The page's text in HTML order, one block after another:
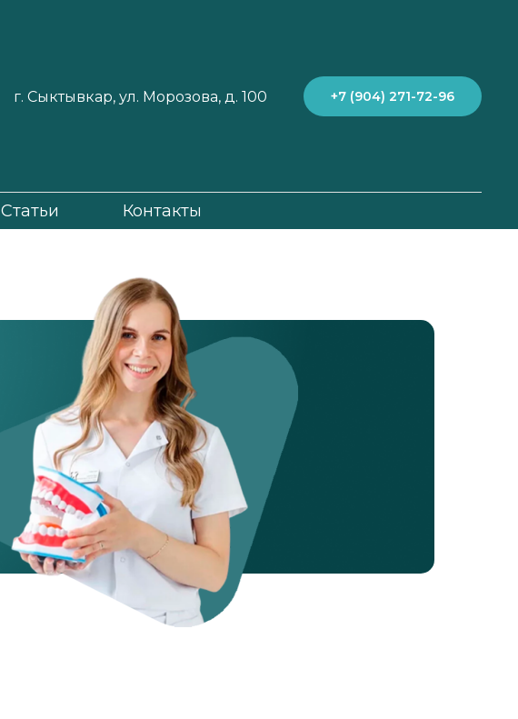
г. Сыктывкар, ул. Морозова, д. 100 +7 (904) 271-72-96
Статьи Контакты